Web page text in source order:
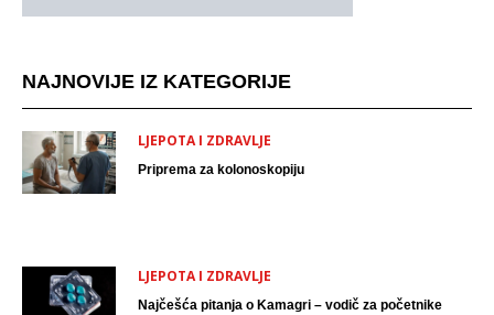
NAJNOVIJE IZ KATEGORIJE
LJEPOTA I ZDRAVLJE
Priprema za kolonoskopiju
LJEPOTA I ZDRAVLJE
Najčešća pitanja o Kamagri – vodič za početnike